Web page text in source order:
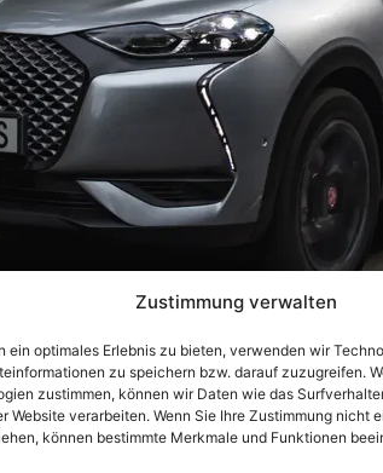
Zustimmung verwalten
ein optimales Erlebnis zu bieten, verwenden wir
zu speichern bzw. darauf zuzugreifen.
zustimmen, können wir Daten wie das
Website verarbeiten. Wenn Sie Ihre Zustimmung nicht
können bestimmte Merkmale und Funktionen